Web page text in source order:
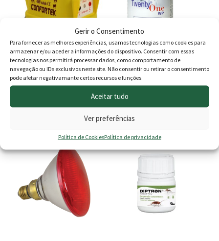
Gerir o Consentimento
Para fornecer as melhores experiências, usamos tecnologias como cookies para
armazenar e/ou aceder a informações do dispositivo. Consentir com essas
tecnologias nos permitirá processar dados, como comportamento de
navegação ou IDs exclusivos neste site. Não consentir ou retirar o consentimento
pode afetar negativamante certos recursos e funções.
Aceitar tudo
Ver preferências
Política de CookiesPolítica de privacidade
Cerca Eléctrica Confortek
4500 4.5jouls 230v
original
era:
185.00 €.
147.00€O
preço
atual
é:
147.00 €.
Twenty One Bioplagen (
Inseticida Moscas )
29.90
multiple
variants.
The
options
may
be
chosen
product